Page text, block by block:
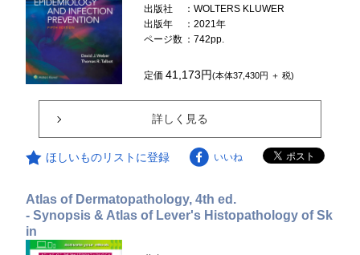
出版社
：WOLTERS KLUWER
出版年
：2021年
ページ数 ：742pp.
定価41,173円(本体37,430円 ＋ 税)
詳しく見る
ほしいものリストに登録 いいね
Atlas of Dermatopathology, 4th ed.
- Synopsis & Atlas of Lever's Histopathology of Sk
in